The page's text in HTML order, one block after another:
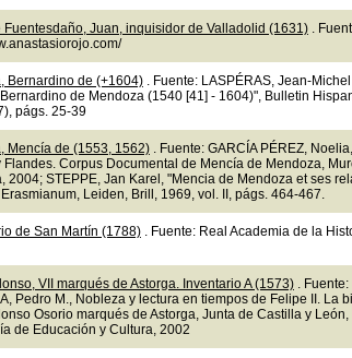
Fuentesdaño, Juan, inquisidor de Valladolid (1631).
Bernardino de (+1604). Fuente: LASPÉRAS, Jean-
de Mendoza (1540 [41] - 1604)", Bulletin
págs. 25-39
Mencía de (1553, 1562). Fuente: GARCÍA PÉREZ,
Flandes. Corpus Documental de Mencía de Mendoza,
2004; STEPPE, Jan Karel, "Mencia de Mendoza et ses
Leiden, Brill, 1969, vol. II, págs. 464-467.
de San Martín (1788). Fuente: Real Academia de la
VII marqués de Astorga. Inventario A (1573). Fuente:
Pedro M., Nobleza y lectura en tiempos de Felipe II. La
Osorio marqués de Astorga, Junta de Castilla y León,
de Educación y Cultura, 2002